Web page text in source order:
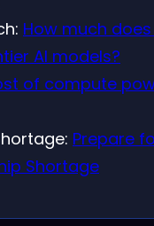
How much
AI models?
of compute
Prepare
Shortage